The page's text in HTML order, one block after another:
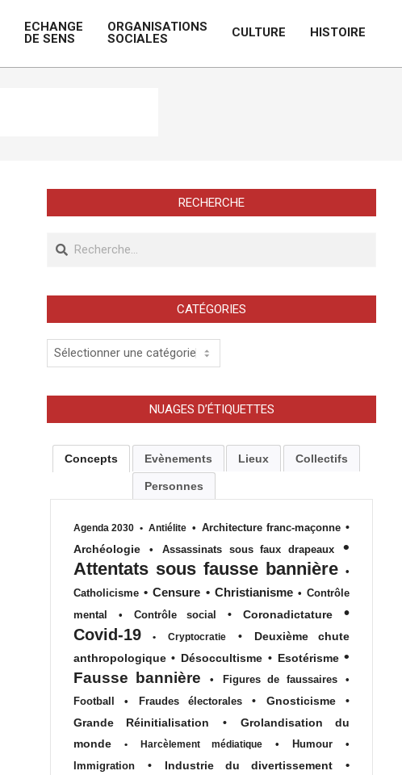
ECHANGE
DE SENS
ORGANISATIONS
SOCIALES
CULTURE HISTOIRE
RECHERCHE
Recherche
CATÉGORIES
Catégories
NUAGES D’ÉTIQUETTES
Concepts Evènements Lieux Collectifs
Personnes
Agenda 2030 • Antiélite • Architecture franc-maçonne •
Archéologie
• Assassinats sous faux drapeaux
•
Attentats sous fausse bannière
•
Catholicisme • Censure • Christianisme • Contrôle
mental
• Contrôle social • Coronadictature
•
Covid-19
• Cryptocratie •
Deuxième chute
anthropologique • Désoccultisme • Esotérisme •
Fausse bannière
• Figures de faussaires
•
Football
• Fraudes électorales • Gnosticisme
•
Grande Réinitialisation
•
Grolandisation du
monde
• Harcèlement médiatique • Humour
•
Immigration
• Industrie du divertissement
•